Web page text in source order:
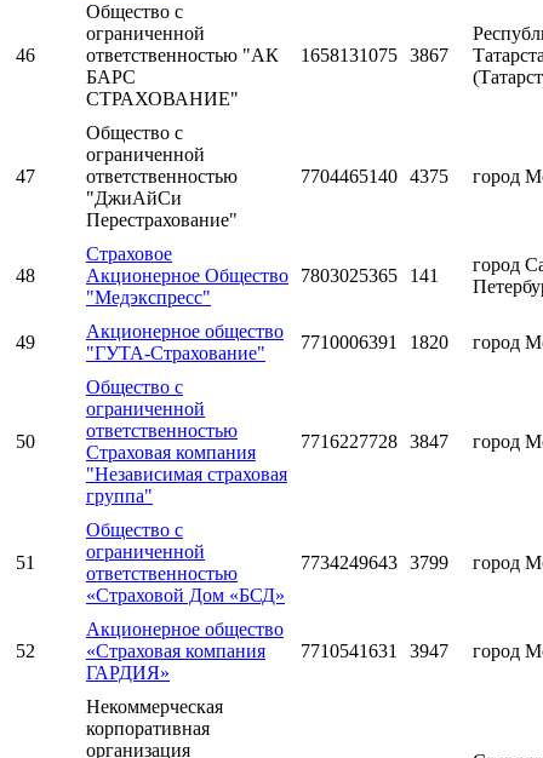
46
Общество с
ограниченной
ответственностью "АК
БАРС
СТРАХОВАНИЕ"
1658131075 3867
47
Общество с
ограниченной
ответственностью
"ДжиАйСи
Перестрахование"
7704465140 4375 город
48
Страховое
Акционерное Общество
"Медэкспресс"
7803025365 141
город
49
Акционерное общество
"ГУТА-Страхование"
7710006391 1820 город
50
Общество с
ограниченной
ответственностью
Страховая компания
"Независимая страховая
группа"
7716227728 3847 город
51
Общество с
ограниченной
ответственностью
«Страховой Дом «БСД»
7734249643 3799 город
52
Акционерное общество
«Страховая компания
ГАРДИЯ»
7710541631 3947 город
Некоммерческая
корпоративная
организация